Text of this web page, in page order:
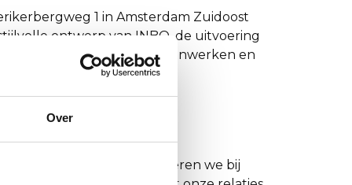
Over
1 in Amsterdam Zuidoost
ontwerp van INBO, de uitvoering
waar ontmoeten, samenwerken en
Elk jaar organiseren we bij